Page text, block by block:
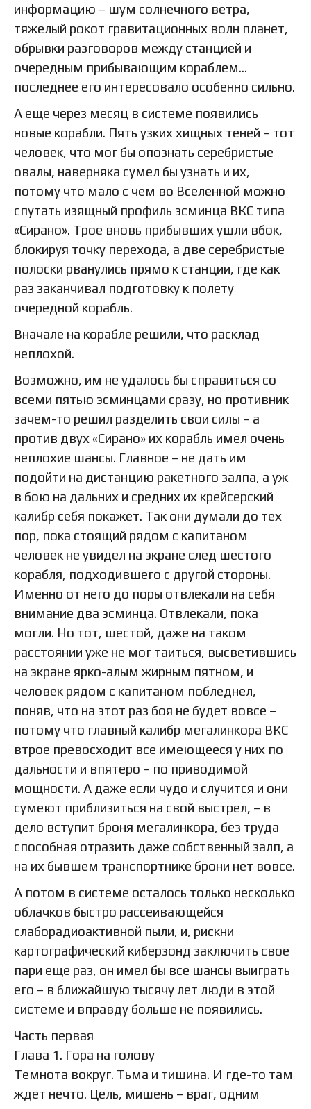
информацию – шум солнечного ветра,
тяжелый рокот гравитационных волн планет,
обрывки разговоров между станцией и
очередным прибывающим кораблем…
последнее его интересовало особенно сильно.
А еще через месяц в системе появились
новые корабли. Пять узких хищных теней – тот
человек, что мог бы опознать серебристые
овалы, наверняка сумел бы узнать и их,
потому что мало с чем во Вселенной можно
спутать изящный профиль эсминца ВКС типа
«Сирано». Трое вновь прибывших ушли вбок,
блокируя точку перехода, а две серебристые
полоски рванулись прямо к станции, где как
раз заканчивал подготовку к полету
очередной корабль.
Вначале на корабле решили, что расклад
неплохой.
Возможно, им не удалось бы справиться со
всеми пятью эсминцами сразу, но противник
зачем-то решил разделить свои силы – а
против двух «Сирано» их корабль имел очень
неплохие шансы. Главное – не дать им
подойти на дистанцию ракетного залпа, а уж
в бою на дальних и средних их крейсерский
калибр себя покажет. Так они думали до тех
пор, пока стоящий рядом с капитаном
человек не увидел на экране след шестого
корабля, подходившего с другой стороны.
Именно от него до поры отвлекали на себя
внимание два эсминца. Отвлекали, пока
могли. Но тот, шестой, даже на таком
расстоянии уже не мог таиться, высветившись
на экране ярко-алым жирным пятном, и
человек рядом с капитаном побледнел,
поняв, что на этот раз боя не будет вовсе –
потому что главный калибр мегалинкора ВКС
втрое превосходит все имеющееся у них по
дальности и впятеро – по приводимой
мощности. А даже если чудо и случится и они
сумеют приблизиться на свой выстрел, – в
дело вступит броня мегалинкора, без труда
способная отразить даже собственный залп, а
на их бывшем транспортнике брони нет вовсе.
А потом в системе осталось только несколько
облачков быстро рассеивающейся
слаборадиоактивной пыли, и, рискни
картографический киберзонд заключить свое
пари еще раз, он имел бы все шансы выиграть
его – в ближайшую тысячу лет люди в этой
системе и вправду больше не появились.
Часть первая
Глава 1. Гора на голову
Темнота вокруг. Тьма и тишина. И где-то там
ждет нечто. Цель, мишень – враг, одним